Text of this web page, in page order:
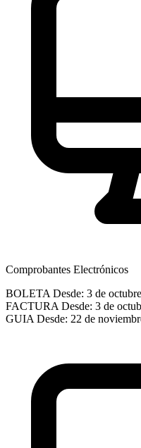
Comprobantes Electrónicos
BOLETA Desde: 3 de
FACTURA Desde: 3 de
GUIA Desde: 22 de